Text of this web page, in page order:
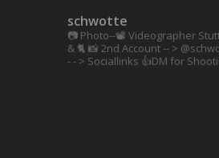
schwotte
📷 Photo--📽️ Videographer
& 🐈 📸 2nd Account-- >
- - > Sociallinks 👍DM for